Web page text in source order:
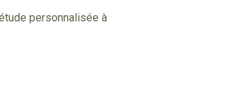
personnalisée à